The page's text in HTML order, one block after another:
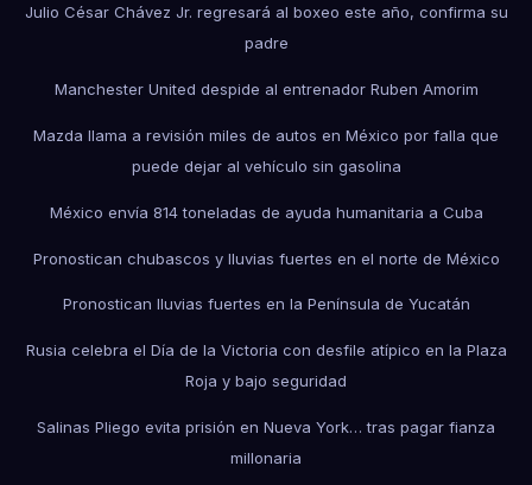
Julio César Chávez Jr. regresará al boxeo este año, confirma su
padre
Manchester United despide al entrenador Ruben Amorim
Mazda llama a revisión miles de autos en México por falla que
puede dejar al vehículo sin gasolina
México envía 814 toneladas de ayuda humanitaria a Cuba
Pronostican chubascos y lluvias fuertes en el norte de México
Pronostican lluvias fuertes en la Península de Yucatán
Rusia celebra el Día de la Victoria con desfile atípico en la Plaza
Roja y bajo seguridad
Salinas Pliego evita prisión en Nueva York… tras pagar fianza
millonaria